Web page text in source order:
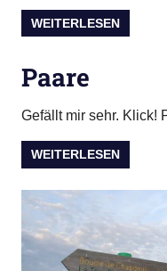
WEITERLESEN
Paare
Gefällt mir sehr. Klick!
WEITERLESEN